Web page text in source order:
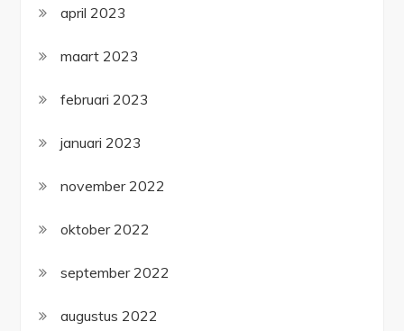
april 2023
maart 2023
februari 2023
januari 2023
november 2022
oktober 2022
september 2022
augustus 2022